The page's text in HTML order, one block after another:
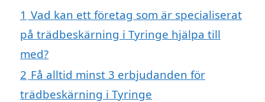
1 Vad kan ett företag som är specialiserat
på trädbeskärning i Tyringe hjälpa till
med?
2 Få alltid minst 3 erbjudanden för
trädbeskärning i Tyringe